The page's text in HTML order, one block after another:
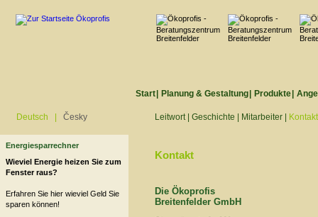
Start Planung & Gestaltung Produkte
Deutsch Česky Leitwort| Geschichte Mitarbeiter Kontakt
Energiesparrechner
Wieviel Energie heizen Sie zum
Fenster raus?
Erfahren Sie hier wieviel Geld Sie
sparen können!
Kontakt
Die Ökoprofis
Breitenfelder GmbH